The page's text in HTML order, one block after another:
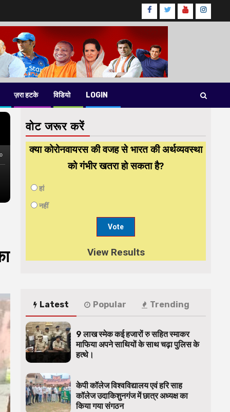
Facebook
TwitterYoutube
ज़रा हटके विडियो LOGIN
वोट जरूर करें
क्या कोरोनवायरस की वजह से भारत की अर्थव्यवस्था
को गंभीर खतरा हो सकता है?
हां
नहीं
View Results
Latest Popular Trending
9 लाख स्मेक कई हजारों रु सहित स्माकर
माफिया अपने साथियों के साथ चढ़ा पुलिस के
हत्थे।
केपी कॉलेज विश्वविद्यालय एवं हरि साह
कॉलेज उदाकिशुनगंज में छात्र अध्यक्ष का
किया गया संगठन